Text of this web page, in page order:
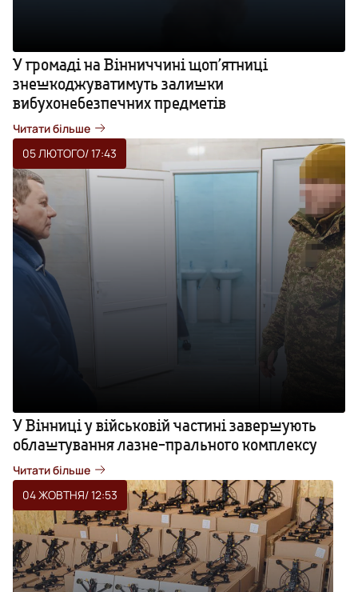
У громаді на Вінниччині щоп’ятниці
знешкоджуватимуть залишки
вибухонебезпечних предметів
Читати більше
05 ЛЮТОГО/ 17:43
У Вінниці у військовій частині завершують
облаштування лазне-прального комплексу
Читати більше
04 ЖОВТНЯ/ 12:53